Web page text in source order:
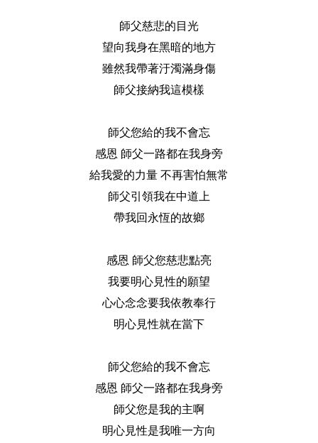
師父慈悲的目光
望向我身在黑暗的地方
雖然我帶著汙濁滿身傷
師父接納我這模樣
師父您給的我不會忘
感恩 師父一路都在我身旁
給我愛的力量 不再害怕無常
師父引領我在中道上
帶我回永恆的故鄉
感恩 師父您慈悲點亮
我要明心見性的願望
心心念念要我依教奉行
明心見性就在當下
師父您給的我不會忘
感恩 師父一路都在我身旁
師父您是我的主啊
明心見性是我唯一方向